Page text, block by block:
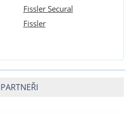
Fissler Secural
Fissler
PARTNEŘI